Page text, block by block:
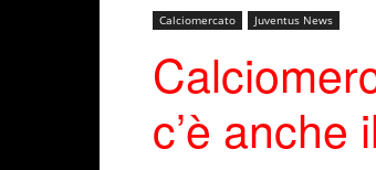
Calciomercato Juventus News
c’è anche